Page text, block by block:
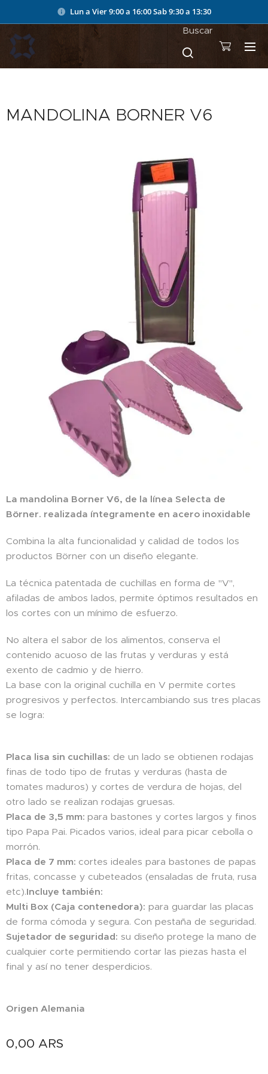
Lun a Vier 9:00 a 16:00Sab 9:30 a 13:30
Buscar
MANDOLINA BORNER V6
La mandolina Borner V6, de la línea Selecta de
Börner. realizada íntegramente en acero inoxidable
Combina la alta funcionalidad y calidad de todos los
productos Börner con un diseño elegante.
La técnica patentada de cuchillas en forma de "V",
afiladas de ambos lados, permite óptimos resultados en
los cortes con un mínimo de esfuerzo.
No altera el sabor de los alimentos, conserva el
contenido acuoso de las frutas y verduras y está
exento de cadmio y de hierro.
La base con la original cuchilla en V permite cortes
progresivos y perfectos. Intercambiando sus tres placas
se logra:
Placa lisa sin cuchillas: de un lado se obtienen rodajas
finas de todo tipo de frutas y verduras (hasta de
tomates maduros) y cortes de verdura de hojas, del
otro lado se realizan rodajas gruesas.
Placa de 3,5 mm: para bastones y cortes largos y finos
tipo Papa Pai. Picados varios, ideal para picar cebolla o
morrón.
Placa de 7 mm: cortes ideales para bastones de papas
fritas, concasse y cubeteados (ensaladas de fruta, rusa
etc).Incluye también:
Multi Box (Caja contenedora): para guardar las placas
de forma cómoda y segura. Con pestaña de seguridad.
Sujetador de seguridad: su diseño protege la mano de
cualquier corte permitiendo cortar las piezas hasta el
final y así no tener desperdicios.
Origen Alemania
0,00 ARS